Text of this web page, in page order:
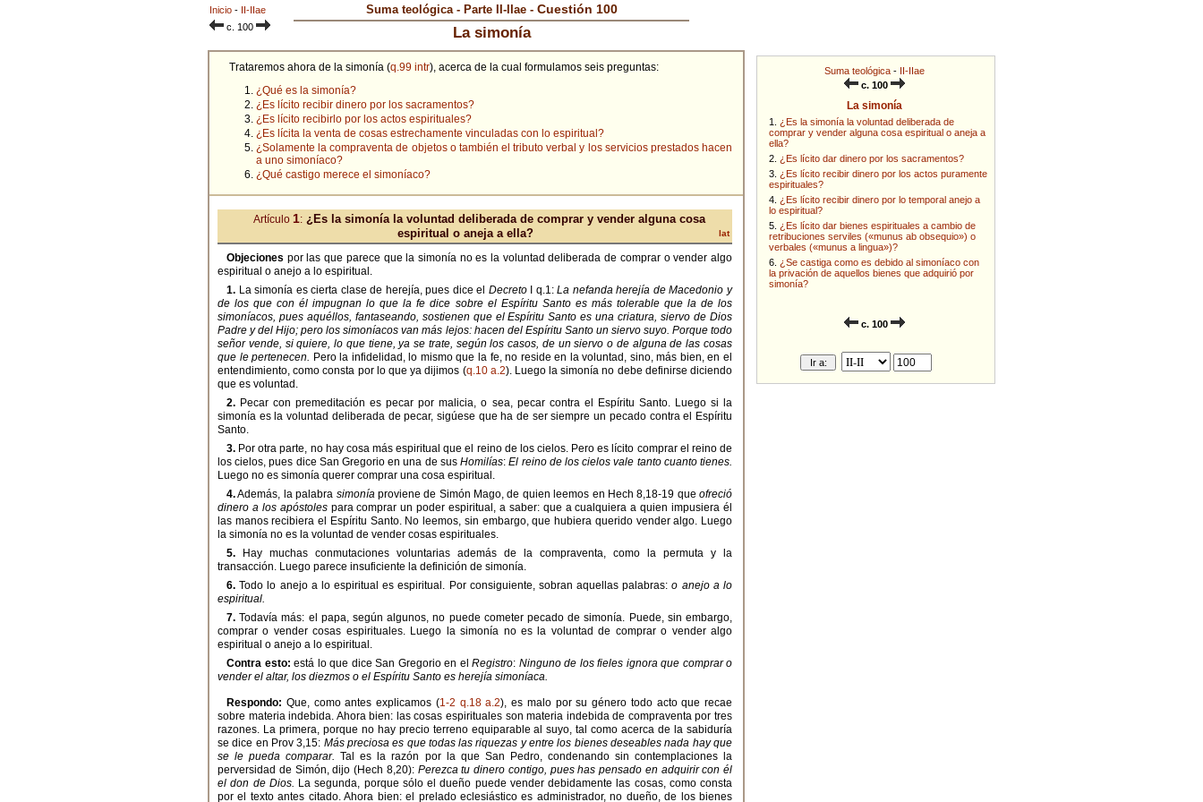
Suma teológica - II-IIae
c. 100
La simonía
1. ¿Es la simonía la voluntad deliberada de
comprar y vender alguna cosa espiritual o aneja a
ella?
2. ¿Es lícito dar dinero por los sacramentos?
3. ¿Es lícito recibir dinero por los actos puramente
espirituales?
4. ¿Es lícito recibir dinero por lo temporal anejo a
lo espiritual?
5. ¿Es lícito dar bienes espirituales a cambio de
retribuciones serviles («munus ab obsequio») o
verbales («munus a lingua»)?
6. ¿Se castiga como es debido al simoníaco con
la privación de aquellos bienes que adquirió por
simonía?
c. 100
Ir a:
Inicio - II-IIae
c. 100
Suma teológica - Parte II-IIae - Cuestión 100
La simonía
Trataremos ahora de la simonía (q.99 intr), acerca de la cual formulamos seis preguntas:
¿Qué es la simonía?
¿Es lícito recibir dinero por los sacramentos?
¿Es lícito recibirlo por los actos espirituales?
¿Es lícita la venta de cosas estrechamente vinculadas con lo espiritual?
¿Solamente la compraventa de objetos o también el tributo verbal y los servicios prestados hacen
a uno simoníaco?
¿Qué castigo merece el simoníaco?
Artículo 1: ¿Es la simonía la voluntad deliberada de comprar y vender alguna cosa
espiritual o aneja a ella?
lat
Objeciones por las que parece que la simonía no es la voluntad deliberada de comprar o vender algo
espiritual o anejo a lo espiritual.
1. La simonía es cierta clase de herejía, pues dice el DecretoI q.1:La nefanda herejía de Macedonio y
de los que con él impugnan lo que la fe dice sobre el Espíritu Santo es más tolerable que la de los
simoníacos, pues aquéllos, fantaseando, sostienen que el Espíritu Santo es una criatura, siervo de Dios
Padre y del Hijo; pero los simoníacos van más lejos: hacen del Espíritu Santo un siervo suyo. Porque todo
señor vende, si quiere, lo que tiene, ya se trate, según los casos, de un siervo o de alguna de las cosas
que le pertenecen. Pero la infidelidad, lo mismo que la fe, no reside en la voluntad, sino, más bien, en el
entendimiento, como consta por lo que ya dijimos (q.10 a.2). Luego la simonía no debe definirse diciendo
que es voluntad.
2. Pecar con premeditación es pecar por malicia, o sea, pecar contra el Espíritu Santo. Luego si la
simonía es la voluntad deliberada de pecar, sigúese que ha de ser siempre un pecado contra el Espíritu
Santo.
3. Por otra parte, no hay cosa más espiritual que el reino de los cielos. Pero es lícito comprar el reino de
los cielos, pues dice San Gregorio en una de susHomilías:El reino de los cielos vale tanto cuanto tienes.
Luego no es simonía querer comprar una cosa espiritual.
4.Además, la palabra simoníaproviene de Simón Mago, de quien leemos en Hech 8,18-19 que ofreció
dinero a los apóstolespara comprar un poder espiritual, a saber: que a cualquiera a quien impusiera él
las manos recibiera el Espíritu Santo. No leemos, sin embargo, que hubiera querido vender algo. Luego
la simonía no es la voluntad de vender cosas espirituales.
5. Hay muchas conmutaciones voluntarias además de la compraventa, como la permuta y la
transacción. Luego parece insuficiente la definición de simonía.
6. Todo lo anejo a lo espiritual es espiritual. Por consiguiente, sobran aquellas palabras:o anejo a lo
espiritual.
7. Todavía más: el papa, según algunos, no puede cometer pecado de simonía. Puede, sin embargo,
comprar o vender cosas espirituales. Luego la simonía no es la voluntad de comprar o vender algo
espiritual o anejo a lo espiritual.
Contra esto: está lo que dice San Gregorio en el Registro: Ninguno de los fieles ignora que comprar o
vender el altar, los diezmos o el Espíritu Santo es herejía simoníaca.
Respondo: Que, como antes explicamos (1-2 q.18 a.2), es malo por su género todo acto que recae
sobre materia indebida. Ahora bien: las cosas espirituales son materia indebida de compraventa por tres
razones. La primera, porque no hay precio terreno equiparable al suyo, tal como acerca de la sabiduría
se dice en Prov 3,15: Más preciosa es que todas las riquezas y entre los bienes deseables nada hay que
se le pueda comparar. Tal es la razón por la que San Pedro, condenando sin contemplaciones la
perversidad de Simón, dijo (Hech 8,20): Perezca tu dinero contigo, pues has pensado en adquirir con él
el don de Dios. La segunda, porque sólo el dueño puede vender debidamente las cosas, como consta
por el texto antes citado. Ahora bien: el prelado eclesiástico es administrador, no dueño, de los bienes